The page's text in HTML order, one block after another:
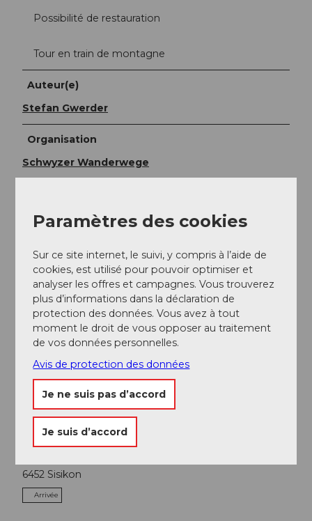
Possibilité de restauration
Tour en train de montagne
Auteur(e)
Stefan Gwerder
Organisation
Schwyzer Wanderwege
A proximité
Contact
6452 Sisikon
Arrivée
Paramètres des cookies
Sur ce site internet, le suivi, y compris à l’aide de
cookies, est utilisé pour pouvoir optimiser et
analyser les offres et campagnes. Vous trouverez
plus d’informations dans la déclaration de
protection des données. Vous avez à tout
moment le droit de vous opposer au traitement
de vos données personnelles.
Avis de protection des données
Je ne suis pas d’accord
Je suis d’accord